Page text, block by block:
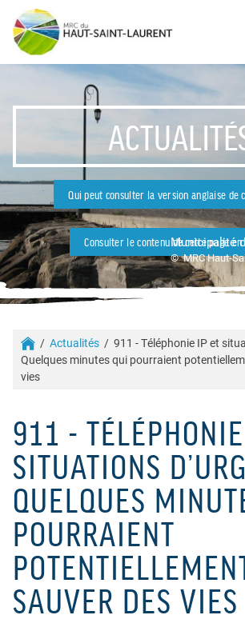
Qui peut consulter la version anglaise de
Consulter le contenu de cette page en
Municipalité
© MRC Haut-
Actualités
911 - Téléphonie IP et
Quelques minutes qui pourraient
vies
911 -
SITUATIONS
QUELQUES
POURRAIENT
SAUVER DES VIES